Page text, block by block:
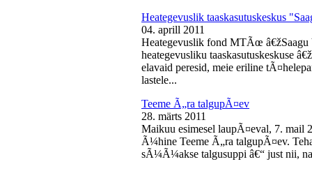
Heategevuslik taaskasutuskeskus
04. aprill 2011
Heategevuslik fond MTÃœ â€žSaagu
heategevusliku taaskasutuskeskuse
elavaid peresid, meie eriline
lastele...
Teeme Ã„ra talgupÃ¤ev
28. märts 2011
Maikuu esimesel laupÃ¤eval, 7.
Ã¼hine Teeme Ã„ra talgupÃ¤ev.
sÃ¼Ã¼akse talgusuppi â€“ just nii,